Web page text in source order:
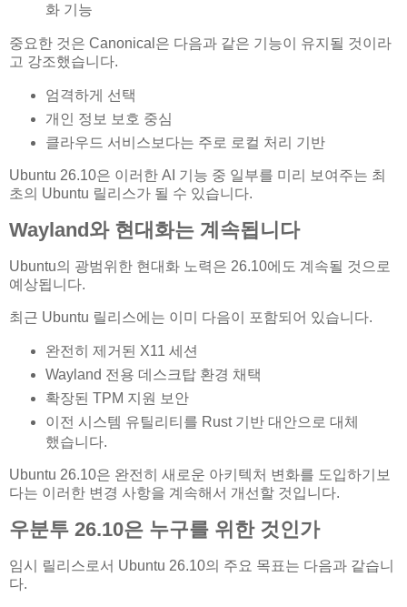
화 기능
중요한 것은 Canonical은 다음과 같은 기능이 유지될 것이라
고 강조했습니다.
엄격하게 선택
개인 정보 보호 중심
클라우드 서비스보다는 주로 로컬 처리 기반
Ubuntu 26.10은 이러한 AI 기능 중 일부를 미리 보여주는 최
초의 Ubuntu 릴리스가 될 수 있습니다.
Wayland와 현대화는 계속됩니다
Ubuntu의 광범위한 현대화 노력은 26.10에도 계속될 것으로
예상됩니다.
최근 Ubuntu 릴리스에는 이미 다음이 포함되어 있습니다.
완전히 제거된 X11 세션
Wayland 전용 데스크탑 환경 채택
확장된 TPM 지원 보안
이전 시스템 유틸리티를 Rust 기반 대안으로 대체
했습니다.
Ubuntu 26.10은 완전히 새로운 아키텍처 변화를 도입하기보
다는 이러한 변경 사항을 계속해서 개선할 것입니다.
우분투 26.10은 누구를 위한 것인가
임시 릴리스로서 Ubuntu 26.10의 주요 목표는 다음과 같습니
다.